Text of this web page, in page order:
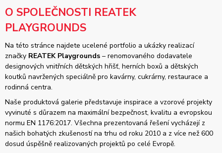
O SPOLEČNOSTI REATEK
PLAYGROUNDS
Na této stránce najdete ucelené portfolio a ukázky realizací
značky REATEK Playgrounds – renomovaného dodavatele
designových vnitřních dětských hřišť, herních boxů a dětských
koutků navržených speciálně pro kavárny, cukrárny, restaurace a
rodinná centra.
Naše produktová galerie představuje inspirace a vzorové projekty
vyvinuté s důrazem na maximální bezpečnost, kvalitu a evropskou
normu EN 1176:2017. Všechna prezentovaná řešení vycházejí z
našich bohatých zkušeností na trhu od roku 2010 a z více než 600
dosud úspěšně realizovaných projektů po celé Evropě.